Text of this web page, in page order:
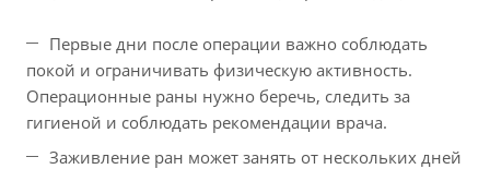
Первые дни после операции важно соблюдать
покой и ограничивать физическую активность.
Операционные раны нужно беречь, следить за
гигиеной и соблюдать рекомендации врача.
Заживление ран может занять от нескольких дней